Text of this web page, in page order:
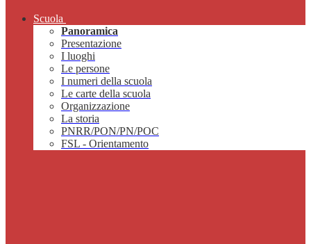
Scuola
Panoramica
Presentazione
I luoghi
Le persone
I numeri della scuola
Le carte della scuola
Organizzazione
La storia
PNRR/PON/PN/POC
FSL - Orientamento